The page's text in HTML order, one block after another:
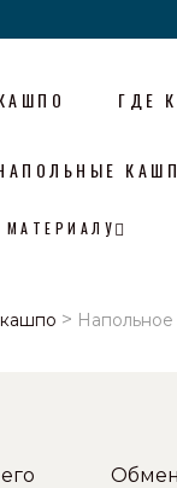
ГДЕ
кашпо >
Обмен